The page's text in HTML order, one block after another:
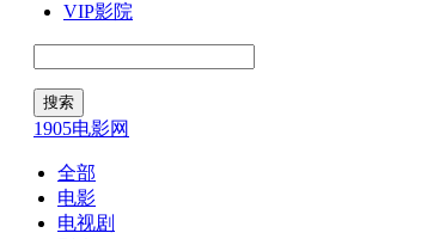
VIP影院
1905电影网
全部
电影
电视剧